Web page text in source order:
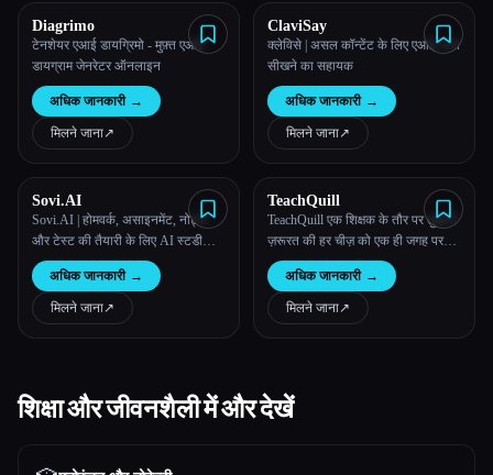
Diagrimo
टेनशेयर एआई डायग्रिमो - मुफ़्त एआई
डायग्राम जेनरेटर ऑनलाइन
अधिक जानकारी →
मिलने जाना↗︎
ClaviSay
क्लेविसे | असल कॉन्टेंट के लिए एआई भाषा
सीखने का सहायक
अधिक जानकारी →
मिलने जाना↗︎
Sovi.AI
Sovi.AI | होमवर्क, असाइनमेंट, नोट्स
और टेस्ट की तैयारी के लिए AI स्टडी
कम्पेनियन
अधिक जानकारी →
मिलने जाना↗︎
TeachQuill
TeachQuill एक शिक्षक के तौर पर तुम्हारी
ज़रूरत की हर चीज़ को एक ही जगह पर
लाता है - पाठ योजना से लेकर आकलन
तक, कक्षा की गतिविधियों से लेकर माता-
पिता से बातचीत तक।
अधिक जानकारी →
मिलने जाना↗︎
शिक्षा और जीवनशैली में और देखें